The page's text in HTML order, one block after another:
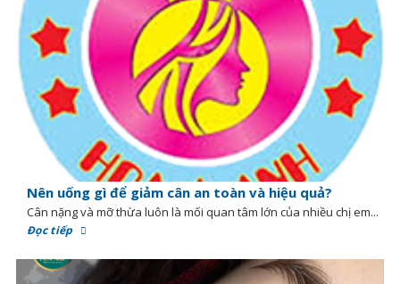
Nên uống gì để giảm cân an toàn và hiệu quả?
Cân nặng và mỡ thừa luôn là mối quan tâm lớn của nhiều chị em...
Đọc tiếp